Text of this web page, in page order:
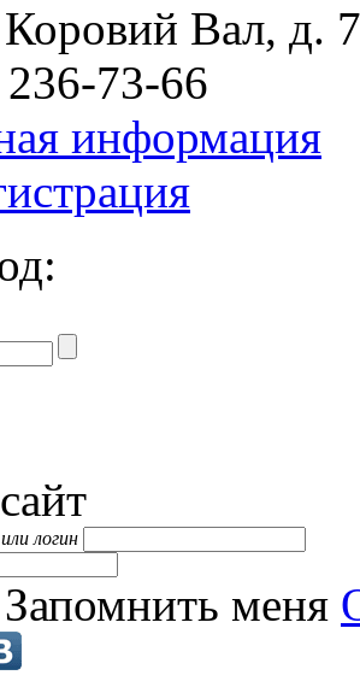
Вал, д.
73-66
информация
логин
Запомнить меня